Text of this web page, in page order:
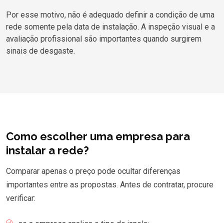
Por esse motivo, não é adequado definir a condição de uma
rede somente pela data de instalação. A inspeção visual e a
avaliação profissional são importantes quando surgirem
sinais de desgaste.
Como escolher uma empresa para
instalar a rede?
Comparar apenas o preço pode ocultar diferenças
importantes entre as propostas. Antes de contratar, procure
verificar: